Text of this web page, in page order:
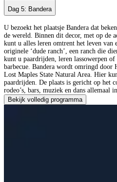
Dag 5: Bandera
U bezoekt het plaatsje Bandera dat
de wereld. Binnen dit decor, met op de
kunt u alles leren omtrent het leven van
originele ‘dude ranch’, een ranch die
kunt u paardrijden, leren lassowerpen
barbecue. Bandera wordt omringd door
Lost Maples State Natural Area. Hier
paardrijden. De plaats is gericht op het
rodeo’s, bars, muziek en dans allemaal
Bekijk volledig programma